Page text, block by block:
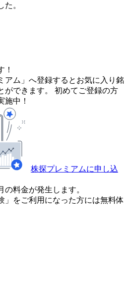
。
！
アム」へ登録するとお気に入り銘
ができます。 初めてご登録の方
施中！
株探プレミアムに申し込
料金が発生します。
」をご利用になった方には無料体